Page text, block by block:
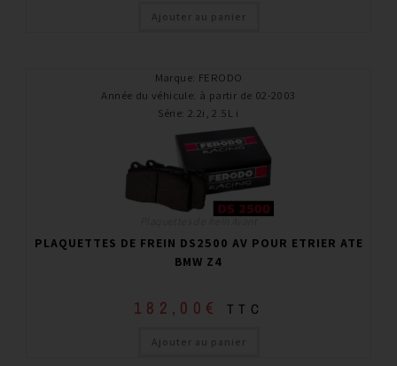
Ajouter au panier
Marque: FERODO
Année du véhicule: à partir de 02-2003
Série: 2.2i, 2.5L i
PLAQUETTES DE FREIN DS2500 AV POUR ETRIER ATE
BMW Z4
182,00 € TTC
Ajouter au panier